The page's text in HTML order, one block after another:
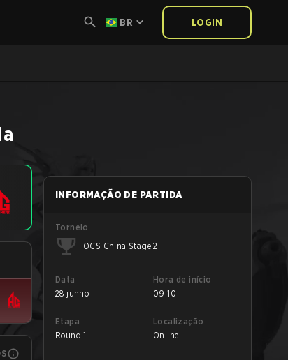
BR LOGIN
INFORMAÇÃO DE PARTIDA
Torneio
OCS China Stage 2
Data
28 junho
Hora de início
09:10
Etapa
Round 1
Localização
Online